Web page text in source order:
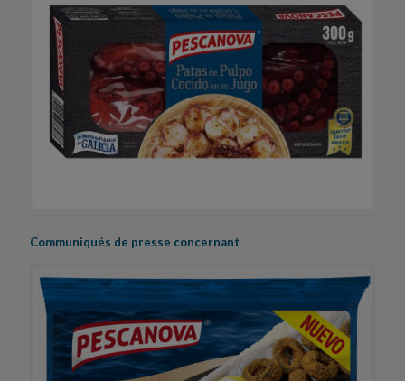
Communiqués de presse concernant